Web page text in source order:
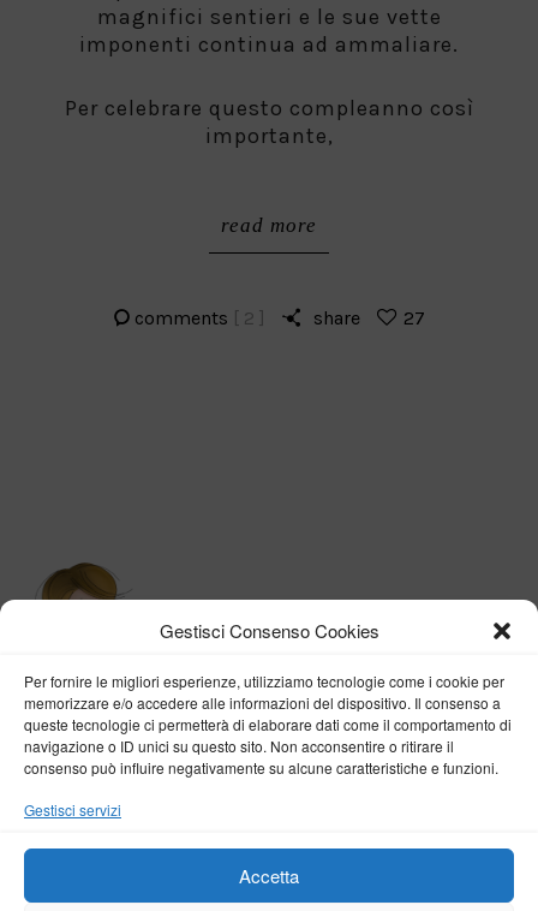
Gestisci Consenso Cookies
Per fornire le migliori esperienze, utilizziamo tecnologie come i cookie per
memorizzare e/o accedere alle informazioni del dispositivo. Il consenso a
queste tecnologie ci permetterà di elaborare dati come il comportamento di
navigazione o ID unici su questo sito. Non acconsentire o ritirare il
consenso può influire negativamente su alcune caratteristiche e funzioni.
Gestisci servizi
Accetta
magnifici sentieri e le sue vette
imponenti continua ad ammaliare.
Per celebrare questo compleanno così
importante,
read more
comments [ 2 ] share 27
BY VERONICA D'ONOFRIO